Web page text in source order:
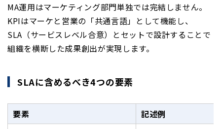
MA運用はマーケティング部門単独では完結しません。
KPIはマーケと営業の「共通言語」として機能し、
SLA（サービスレベル合意）とセットで設計することで
組織を横断した成果創出が実現します。
SLAに含めるべき4つの要素
要素
記述例